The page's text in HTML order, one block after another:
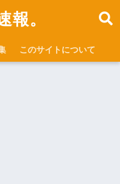
報。
このサイトについて